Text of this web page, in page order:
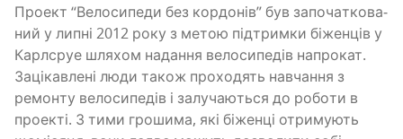
Про­ект “Вело­си­пе­ди без кор­до­нів” був запо­ча­тко­ва­
ний у липні 2012 року з метою під­трим­ки біжен­ців у
Карл­сруе шля­хом нада­н­ня вело­си­пе­дів напро­кат.
Заці­кав­ле­ні люди також про­хо­дять навча­н­ня з
ремон­ту вело­си­пе­дів і залу­ча­ю­ться до робо­ти в
про­е­кті. З тими гро­ши­ма, які біжен­ці отри­му­ють